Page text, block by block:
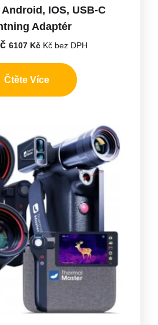
IOS, USB-C
Adaptér
6107 KčKč bez DPH
Čtěte Více